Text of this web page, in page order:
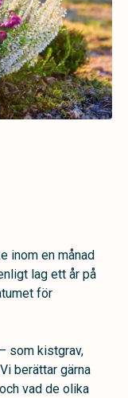
inom en månad
lag ett år på
för
som kistgrav,
berättar gärna
vad de olika